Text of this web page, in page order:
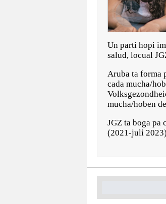
Un parti hopi
salud, locual
Aruba ta forma
cada mucha/
mucha/hoben
JGZ ta boga pa
(2021-juli